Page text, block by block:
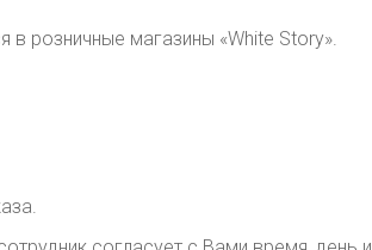
розничные магазины «White Story».